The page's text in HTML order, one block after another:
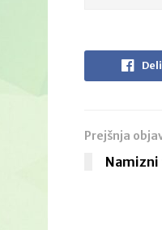
Deli
Prejšnja
Namizni